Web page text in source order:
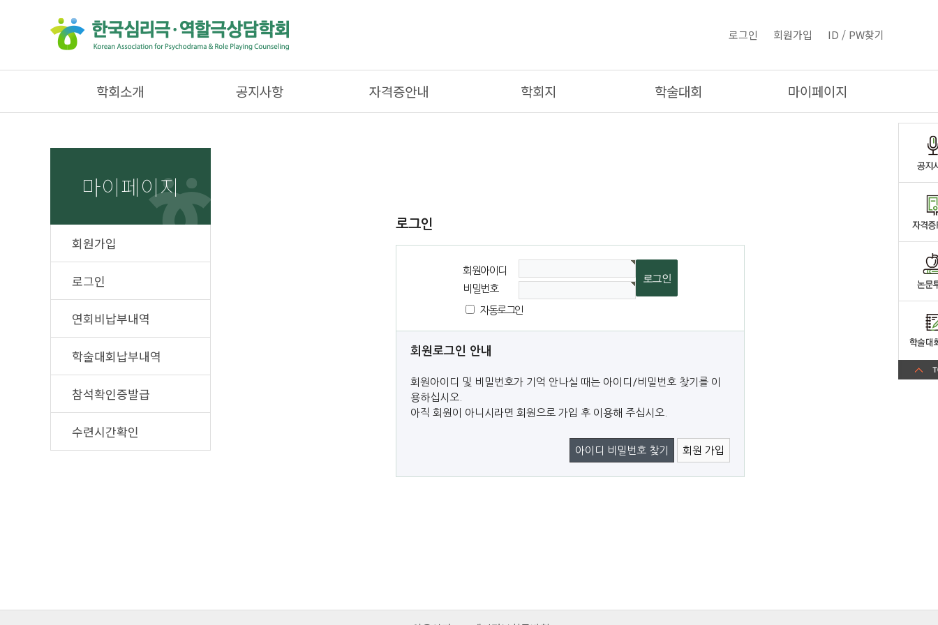
로그인 회원가입 ID / PW찾기
학회소개 공지사항 자격증안내 학회지 학술대회 마이페이지
마이페이지
회원가입
로그인
연회비납부내역
학술대회납부내역
참석확인증발급
수련시간확인
로그인
회원아이디
비밀번호
자동로그인
회원로그인 안내
회원아이디 및 비밀번호가 기억 안나실 때는 아이디/비밀번호 찾기를 이
용하십시오.
아직 회원이 아니시라면 회원으로 가입 후 이용해 주십시오.
아이디 비밀번호 찾기 회원 가입